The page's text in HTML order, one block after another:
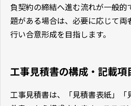
負契約の締結へ進む流れが一般的
題がある場合は、必要に応じて両
行い合意形成を目指します。
工事見積書の構成・記載項
工事見積書は、「見積書表紙」「